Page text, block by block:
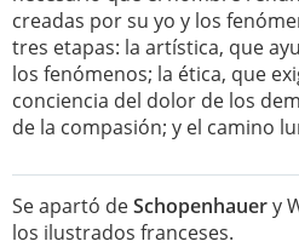
creadas por su yo y los
tres etapas: la artística, que
los fenómenos; la ética, que
conciencia del dolor de los
de la compasión; y el camino
Se apartó deSchopenhauery
los ilustrados franceses.